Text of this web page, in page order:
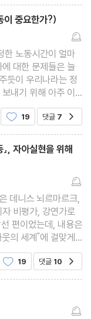
이 중요한가?)
한 노동시간이 얼마
대한 문제들은 늘
듯이 우리나라는 정
에 김포공항역을 통
이
19 댓글 7
, 자아실현을 위해
데니스 뇌르마르크,
비평가, 강연가로
편이었는데, 내용은
의 세계"에 걸맞게
내용이었다. 사실 부
19 댓글 10